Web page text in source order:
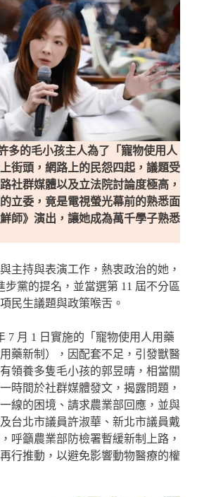
多的毛小孩主人為了「寵物使用人
街頭，網路上的民怨四起，議題受
社群媒體以及立法院討論度極高，
立委，竟是電視螢光幕前的熟悉面
師》演出，讓她成為萬千學子熟悉
主持與表演工作，熱衷政治的她，
步黨的提名，並當選第 11 屆不分區
民生議題與政策喉舌。
7 月 1 日實施的「寵物使用人用藥
藥新制），因配套不足，引發獸醫
領養多隻毛小孩的郭昱晴，相當關
時間於社群媒體發文，揭露問題，
線的困境、請求農業部回應，並與
台北市議員許淑華、新北市議員戴
呼籲農業部防檢署暫緩新制上路，
行推動，以避免影響動物醫療的權